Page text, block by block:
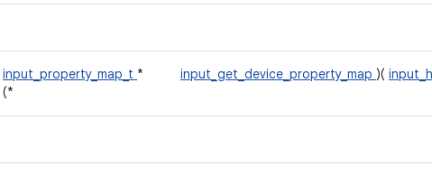
input_property_map_t *
(*
input_get_device_property_map )(